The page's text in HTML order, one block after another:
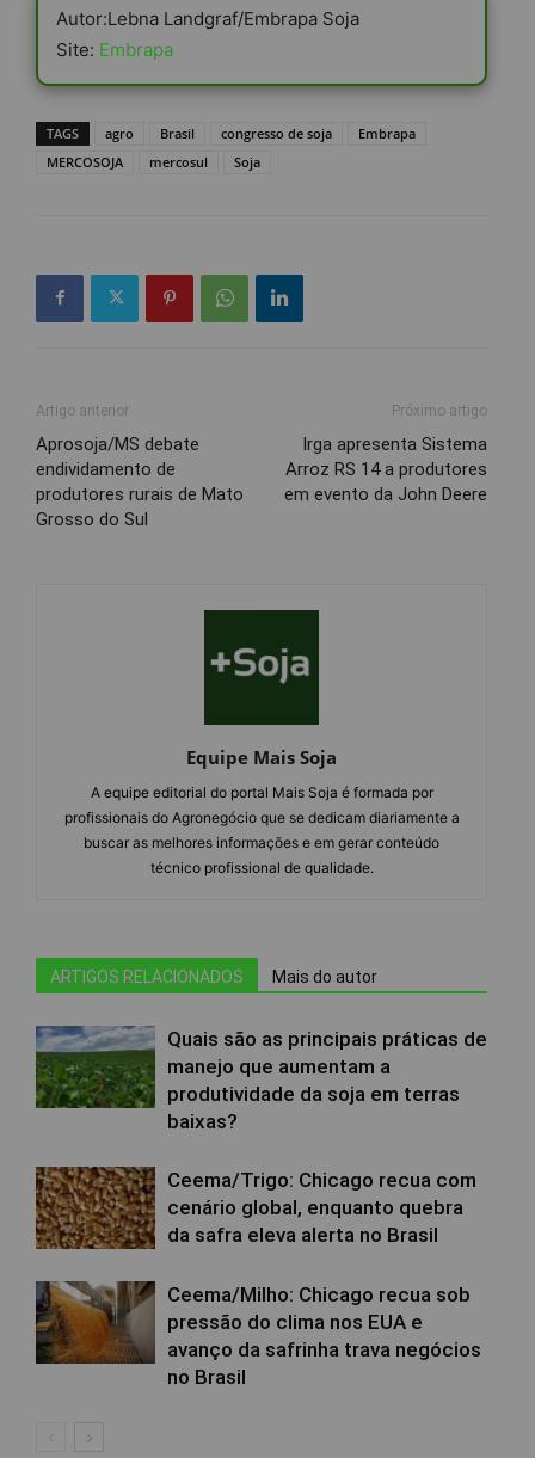
Autor:Lebna Landgraf/Embrapa Soja
Site: Embrapa
TAGS agro Brasil congresso de soja
Embrapa
MERCOSOJA
mercosul Soja
Artigo anterior
Aprosoja/MS debate
endividamento de
produtores rurais de Mato
Grosso do Sul
Próximo artigo
Irga apresenta Sistema
Arroz RS 14 a produtores
em evento da John Deere
Equipe Mais Soja
A equipe editorial do portal Mais Soja é formada por
profissionais do Agronegócio que se dedicam diariamente a
buscar as melhores informações e em gerar conteúdo
técnico profissional de qualidade.
ARTIGOS RELACIONADOS Mais do autor
Quais são as principais práticas de
manejo que aumentam a
produtividade da soja em terras
baixas?
Ceema/Trigo: Chicago recua com
cenário global, enquanto quebra
da safra eleva alerta no Brasil
Ceema/Milho: Chicago recua sob
pressão do clima nos EUA e
avanço da safrinha trava negócios
no Brasil